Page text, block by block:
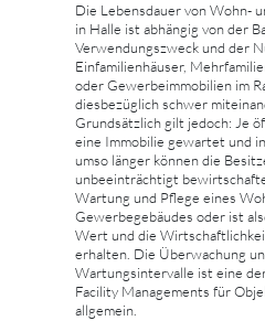
Die Lebensdauer von Wohn-
in Halle ist abhängig von der
Verwendungszweck und der
Einfamilienhäuser,
oder Gewerbeimmobilien im
diesbezüglich schwer
Grundsätzlich gilt jedoch: Je
eine Immobilie gewartet und
umso länger können die
unbeeinträchtigt
Wartung und Pflege eines
Gewerbegebäudes oder ist
Wert und die
erhalten. Die Überwachung
Wartungsintervalle ist eine
Facility Managements für
allgemein.